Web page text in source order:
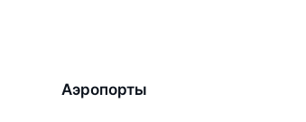
Аэропорты